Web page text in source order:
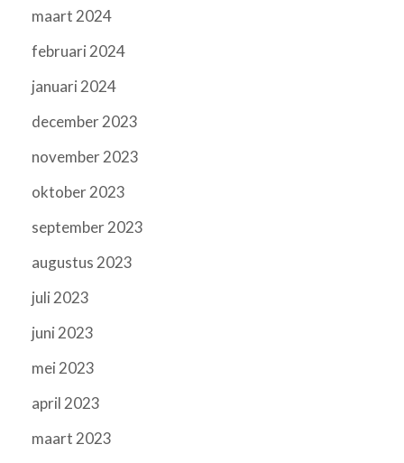
maart 2024
februari 2024
januari 2024
december 2023
november 2023
oktober 2023
september 2023
augustus 2023
juli 2023
juni 2023
mei 2023
april 2023
maart 2023